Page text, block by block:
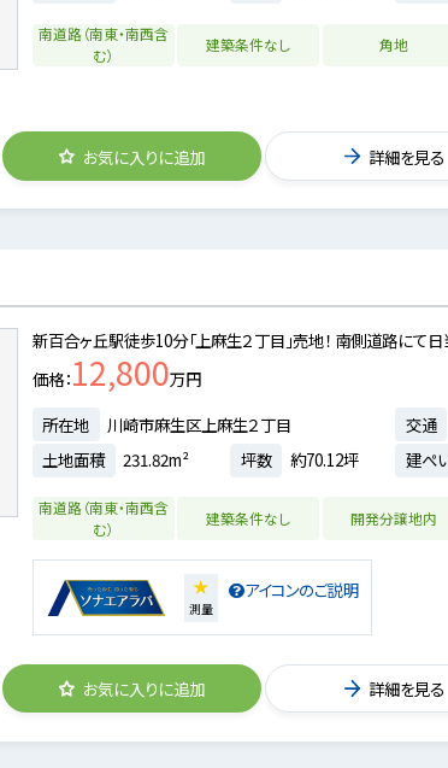
南道路（南東・南西含
む）
建築条件なし 角地
お気に入りに追加 詳細を見る
新百合ヶ丘駅徒歩10分「上麻生２丁目」売地！ 南側道路にて
価格 12,800万円
所在地
川崎市麻生区上麻生２丁目 交通
土地面積
231.82m² 坪数 約70.12坪 建ぺ
南道路（南東・南西含
む）
建築条件なし 開発分譲地内
★
測量
アイコンのご説明
お気に入りに追加 詳細を見る